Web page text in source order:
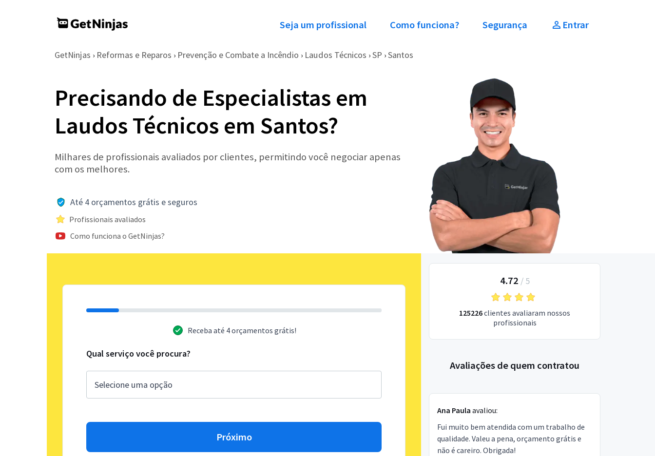
Seja um profissional Como funciona? Segurança Entrar
GetNinjas › Reformas e Reparos › Prevenção e Combate a Incêndio › Laudos Técnicos › SP › Santos
Precisando de Especialistas em
Laudos Técnicos em Santos?
Milhares de profissionais avaliados por clientes, permitindo você negociar apenas
com os melhores.
Até 4 orçamentos grátis e seguros
Profissionais avaliados
Como funciona o GetNinjas?
Receba até 4 orçamentos grátis!
Qual serviço você procura?
Próximo
4.72 / 5
125226clientes avaliaram nossos
profissionais
Avaliações de quem contratou
Ana Paula avaliou:
Fui muito bem atendida com um trabalho de
qualidade. Valeu a pena, orçamento grátis e
não é careiro. Obrigada!